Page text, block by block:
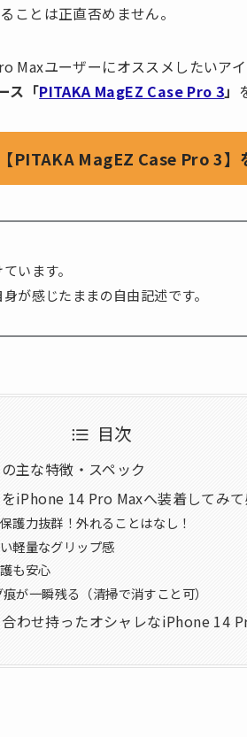
ことは正直否めません。
ユーザーにオススメしたいアイ
ス「PITAKA MagEZ Case Pro 3」
PITAKA MagEZ Case Pro 3】
います。
が感じたままの自由記述です。
目次
主な特徴・スペック
iPhone 14 Pro Maxへ装着してみ
護力抜群！外れることはなし！
軽量なグリップ感
も安心
が一瞬残る（清掃で消すこと可）
わせ持ったオシャレなiPhone 14